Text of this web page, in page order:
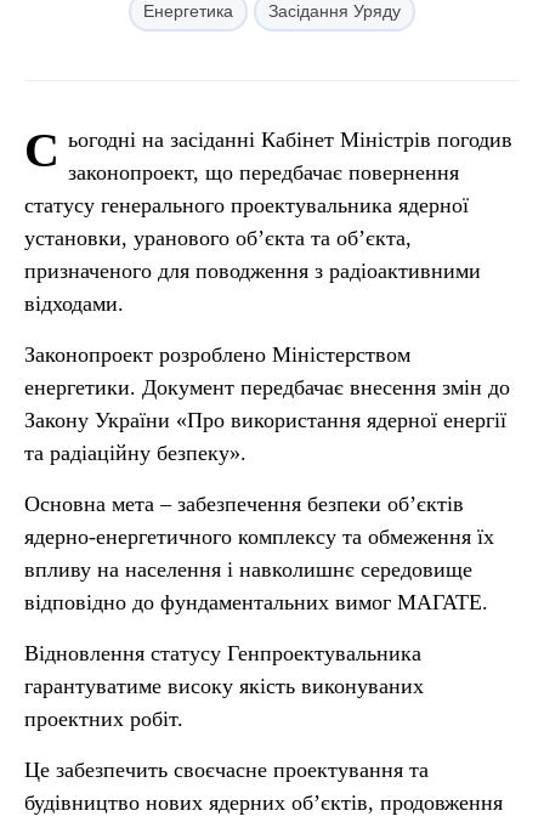
Енергетика Засідання Уряду
С ьогодні на засіданні Кабінет Міністрів погодив
законопроект, що передбачає повернення
статусу генерального проектувальника ядерної
установки, уранового об’єкта та об’єкта,
призначеного для поводження з радіоактивними
відходами.
Законопроект розроблено Міністерством
енергетики. Документ передбачає внесення змін до
Закону України «Про використання ядерної енергії
та радіаційну безпеку».
Основна мета – забезпечення безпеки об’єктів
ядерно-енергетичного комплексу та обмеження їх
впливу на населення і навколишнє середовище
відповідно до фундаментальних вимог МАГАТЕ.
Відновлення статусу Генпроектувальника
гарантуватиме високу якість виконуваних
проектних робіт.
Це забезпечить своєчасне проектування та
будівництво нових ядерних об’єктів, продовження